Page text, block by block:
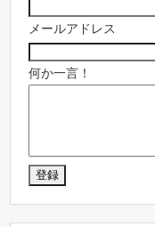
メールアドレス
何か一言！